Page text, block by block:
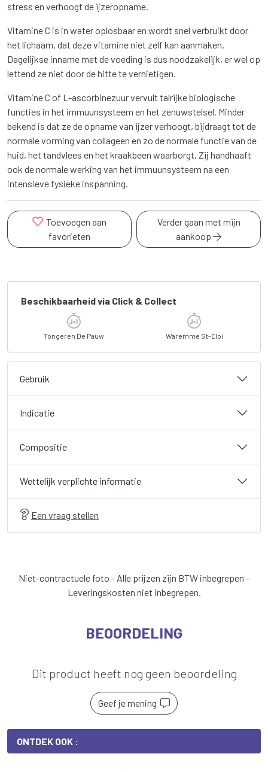
stress en verhoogt de ijzeropname.
Vitamine C is in water oplosbaar en wordt snel verbruikt door
het lichaam, dat deze vitamine niet zelf kan aanmaken.
Dagelijkse inname met de voeding is dus noodzakelijk, er wel op
lettend ze niet door de hitte te vernietigen.
Vitamine C of L-ascorbinezuur vervult talrijke biologische
functies in het immuunsysteem en het zenuwstelsel. Minder
bekend is dat ze de opname van ijzer verhoogt, bijdraagt tot de
normale vorming van collageen en zo de normale functie van de
huid, het tandvlees en het kraakbeen waarborgt. Zij handhaaft
ook de normale werking van het immuunsysteem na een
intensieve fysieke inspanning.
Toevoegen aan
favorieten
Verder gaan met mijn
aankoop
Beschikbaarheid via Click & Collect
Tongeren De Pauw Waremme St-Eloi
Gebruik
Indicatie
Compositie
Wettelijk verplichte informatie
Een vraag stellen
Niet-contractuele foto - Alle prijzen zijn BTW inbegrepen -
Leveringskosten niet inbegrepen.
BEOORDELING
Dit product heeft nog geen beoordeling
Geef je mening
ONTDEK OOK :